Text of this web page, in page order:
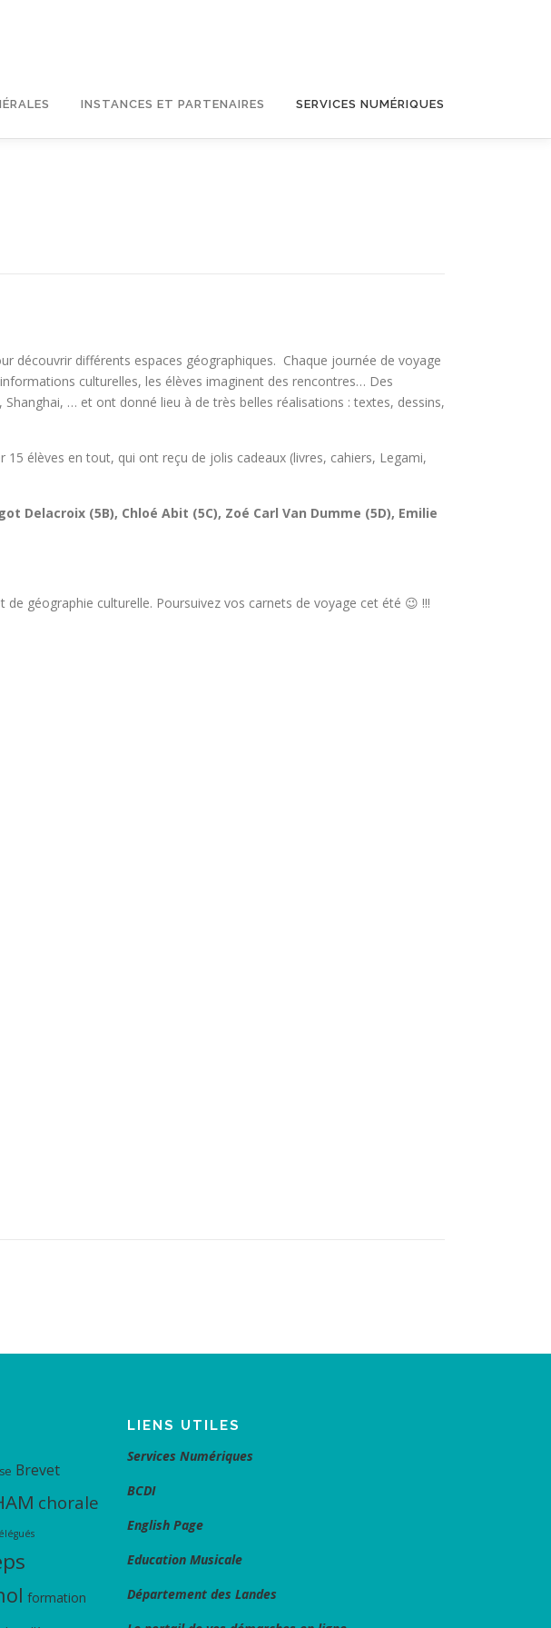
INSTANCES ET PARTENAIRES SERVICES NUMÉRIQUES
découvrir différents espaces géographiques. Chaque journée de voyage
culturelles, les élèves imaginent des rencontres… Des
… et ont donné lieu à de très belles réalisations : textes, dessins,
élèves en tout, qui ont reçu de jolis cadeaux (livres, cahiers, Legami,
Delacroix (5B), Chloé Abit (5C), Zoé Carl Van Dumme (5D), Emilie
géographie culturelle. Poursuivez vos carnets de voyage cet été 😉 !!!
Brevet
chorale
formation
LIENS UTILES
Services Numériques
BCDI
English Page
Education Musicale
Département des Landes